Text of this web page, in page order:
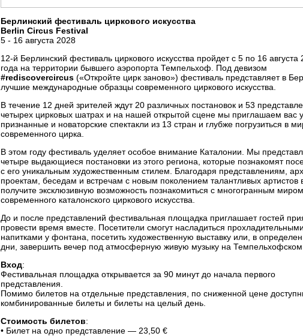
Берлинский фестиваль циркового искусства
Berlin Circus Festival
5 - 16 августа 2028
12-й Берлинский фестиваль циркового искусства пройдет с 5 по 16 августа
года на территории бывшего аэропорта Темпельхоф. Под девизом
#rediscovercircus («Откройте цирк заново») фестиваль представляет в
лучшие международные образцы современного циркового искусства.
В течение 12 дней зрителей ждут 20 различных постановок и 53
четырех цирковых шатрах и на нашей открытой сцене мы приглашаем вас
признанные и новаторские спектакли из 13 стран и глубже погрузиться в
современного цирка.
В этом году фестиваль уделяет особое внимание Каталонии. Мы
четыре выдающиеся постановки из этого региона, которые познакомят
с его уникальным художественным стилем. Благодаря представлениям,
проектам, беседам и встречам с новым поколением талантливых артистов
получите эксклюзивную возможность познакомиться с многогранным миром
современного каталонского циркового искусства.
До и после представлений фестивальная площадка приглашает гостей
провести время вместе. Посетители смогут насладиться
напитками у фонтана, посетить художественную выставку или, в
дни, завершить вечер под атмосферную живую музыку на
Вход:
Фестивальная площадка открывается за 90 минут до начала первого
представления.
Помимо билетов на отдельные представления, по сниженной цене
комбинированные билеты и билеты на целый день.
Стоимость билетов:
• Билет на одно представление — 23,50 €